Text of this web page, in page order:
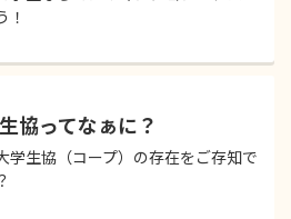
！
協ってなぁに？
学生協（コープ）の存在をご存知で